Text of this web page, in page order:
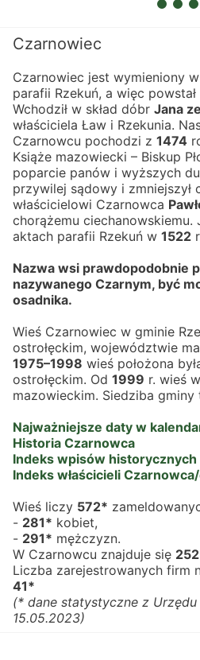
Czarnowiec
Czarnowiec jest wymieniony
parafii Rzekuń, a więc
Wchodził w skład dóbr Jana
właściciela Ław i Rzekunia.
Czarnowcu pochodzi z 1474
Książe mazowiecki – Biskup
poparcie panów i wyższych
przywilej sądowy i zmniejszył
właścicielowi Czarnowca
chorążemu
aktach parafii Rzekuń w 1522
Nazwa wsi prawdopodobnie
nazywanego Czarnym, być
osadnika.
Wieś Czarnowiec w gminie
1975–1998 wieś położona
ostrołęckim. Od 1999 r. wieś
mazowieckim. Siedziba gminy
Najważniejsze daty w
Historia Czarnowca
Indeks wpisów historycznych
Indeks właścicieli
Wieś liczy 572*
- 281* kobiet,
- 291* mężczyzn.
W Czarnowcu znajduje się
41*
(* dane statystyczne z Urzędu
15.05.2023)